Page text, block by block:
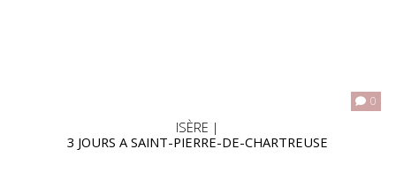
0
ISÈRE |
3 JOURS A SAINT-PIERRE-DE-CHARTREUSE